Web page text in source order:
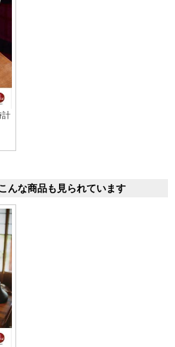
計
んな商品も見られています